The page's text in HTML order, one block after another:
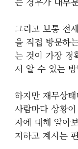
그리고 보통 전
을 직접 방문하
는 것이 가장 정
서 알 수 있는
하지만 재무상
사람마다 상황
자에 대해 알아
지하고 계시는